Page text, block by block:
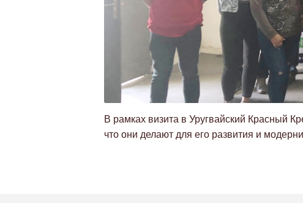
В рамках визита в Уругвайский Красный
что они делают для его развития и